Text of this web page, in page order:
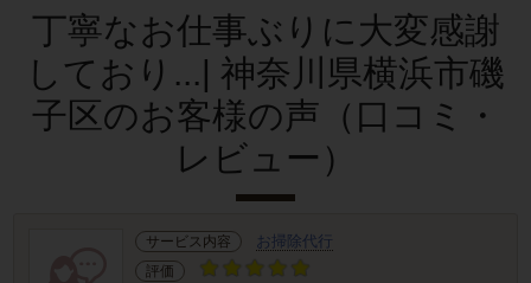
丁寧なお仕事ぶりに大変感謝
しており...| 神奈川県横浜市磯
子区のお客様の声（口コミ・
レビュー）
サービス内容 お掃除代行
評価